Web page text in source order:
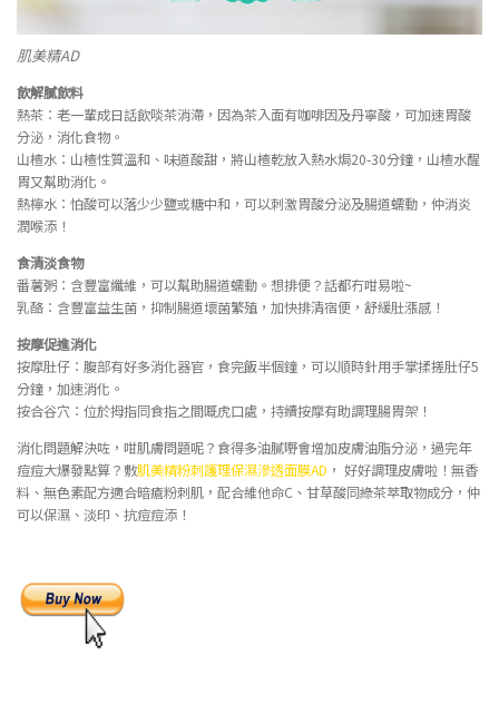
肌美精AD
飲解膩飲料
熱茶：老一輩成日話飲啖茶消滯，因為茶入面有咖啡因及丹寧酸，可加速胃酸
分泌，消化食物。
山楂水：山楂性質溫和、味道酸甜，將山楂乾放入熱水焗20-30分鐘，山楂水醒
胃又幫助消化。
熱檸水：怕酸可以落少少鹽或糖中和，可以刺激胃酸分泌及腸道蠕動，仲消炎
潤喉添！
食清淡食物
番薯粥：含豐富纖維，可以幫助腸道蠕動。想排便？話都冇咁易啦~
乳酪：含豐富益生菌，抑制腸道壞菌繁殖，加快排清宿便，舒緩肚漲感！
按摩促進消化
按摩肚仔：腹部有好多消化器官，食完飯半個鐘，可以順時針用手掌揉搓肚仔5
分鐘，加速消化。
按合谷穴：位於拇指同食指之間嘅虎口處，持續按摩有助調理腸胃架！
消化問題解決咗，咁肌膚問題呢？食得多油膩嘢會增加皮膚油脂分泌，過完年
痘痘大爆發點算？敷肌美精粉刺護理保濕滲透面膜AD ， 好好調理皮膚啦！無香
料、無色素配方適合暗瘡粉刺肌，配合維他命C、甘草酸同綠茶萃取物成分，仲
可以保濕、淡印、抗痘痘添！